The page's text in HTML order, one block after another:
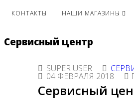
КОНТАКТЫ НАШИ МАГАЗИНЫ
Сервисный центр
SUPER USER
04 ФЕВРАЛЯ 2018
Сервисный